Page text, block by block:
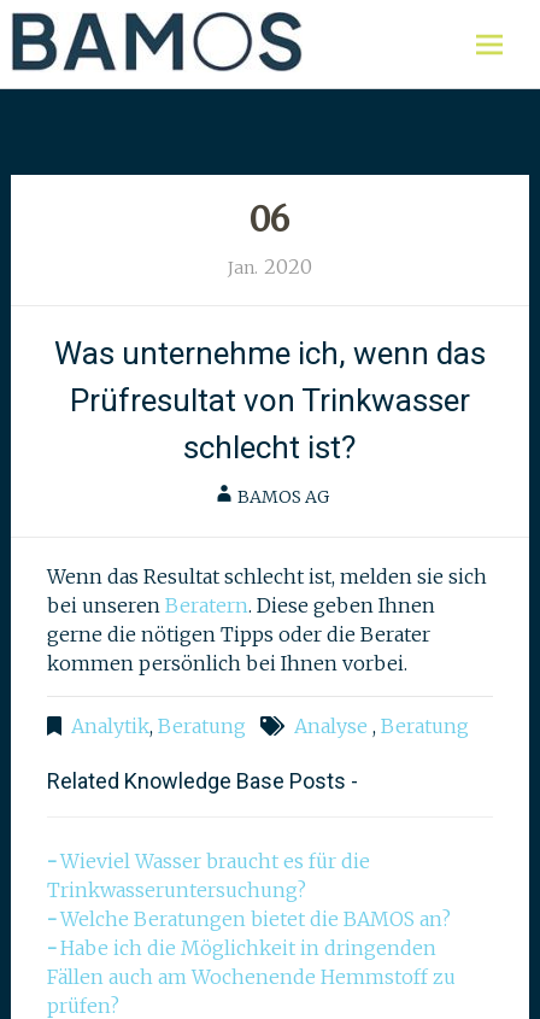
Skip
content
06
Jan. 2020
Was unternehme ich, wenn das
Prüfresultat von Trinkwasser
schlecht ist?
BAMOS AG
Wenn das Resultat schlecht ist, melden sie sich
bei unseren Beratern. Diese geben Ihnen
gerne die nötigen Tipps oder die Berater
kommen persönlich bei Ihnen vorbei.
Analytik, Beratung Analyse , Beratung
Related Knowledge Base Posts -
Wieviel Wasser braucht es für die
Trinkwasseruntersuchung?
Welche Beratungen bietet die BAMOS an?
Habe ich die Möglichkeit in dringenden
Fällen auch am Wochenende Hemmstoff zu
prüfen?